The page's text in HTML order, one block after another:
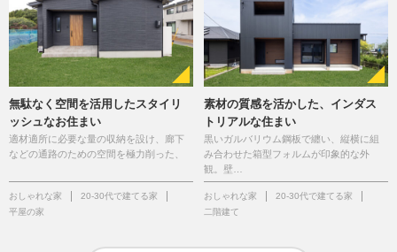
無駄なく空間を活用したスタイリ
ッシュなお住まい
適材適所に必要な量の収納を設け、廊下
などの通路のための空間を極力削った、
おしゃれな家
20-30代で建てる家
平屋の家
素材の質感を活かした、インダス
トリアルな住まい
黒いガルバリウム鋼板で纏い、縦横に組
み合わせた箱型フォルムが印象的な外
観。壁…
おしゃれな家
20-30代で建てる家
二階建て